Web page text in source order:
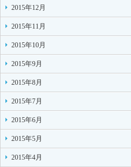
2015年12月
2015年11月
2015年10月
2015年9月
2015年8月
2015年7月
2015年6月
2015年5月
2015年4月